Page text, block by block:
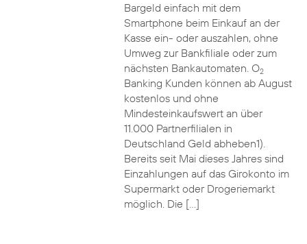
Bargeld einfach mit dem
Smartphone beim Einkauf an der
Kasse ein- oder auszahlen, ohne
Umweg zur Bankfiliale oder zum
nächsten Bankautomaten. O2
Banking Kunden können ab August
kostenlos und ohne
Mindesteinkaufswert an über
11.000 Partnerfilialen in
Deutschland Geld abheben1).
Bereits seit Mai dieses Jahres sind
Einzahlungen auf das Girokonto im
Supermarkt oder Drogeriemarkt
möglich. Die […]